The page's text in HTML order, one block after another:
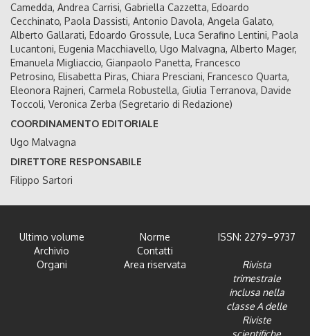
Camedda, Andrea Carrisi, Gabriella Cazzetta, Edoardo
Cecchinato, Paola Dassisti, Antonio Davola, Angela Galato,
Alberto Gallarati, Edoardo Grossule, Luca Serafino Lentini, Paola
Lucantoni, Eugenia Macchiavello, Ugo Malvagna, Alberto Mager,
Emanuela Migliaccio, Gianpaolo Panetta, Francesco
Petrosino, Elisabetta Piras, Chiara Presciani, Francesco Quarta,
Eleonora Rajneri, Carmela Robustella, Giulia Terranova, Davide
Toccoli, Veronica Zerba (Segretario di Redazione)
COORDINAMENTO EDITORIALE
Ugo Malvagna
DIRETTORE RESPONSABILE
Filippo Sartori
Ultimo volume
Archivio
Organi
Norme
Contatti
Area riservata
ISSN: 2279–9737
Rivista
trimestrale
inclusa nella
classe A delle
Riviste
scientifiche